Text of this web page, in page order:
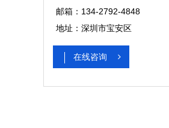
邮箱：134-2792-4848
地址：深圳市宝安区
在线咨询